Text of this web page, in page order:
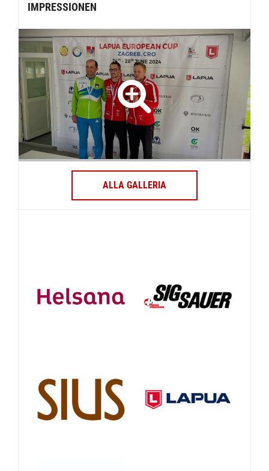
IMPRESSIONEN
ALLA GALLERIA